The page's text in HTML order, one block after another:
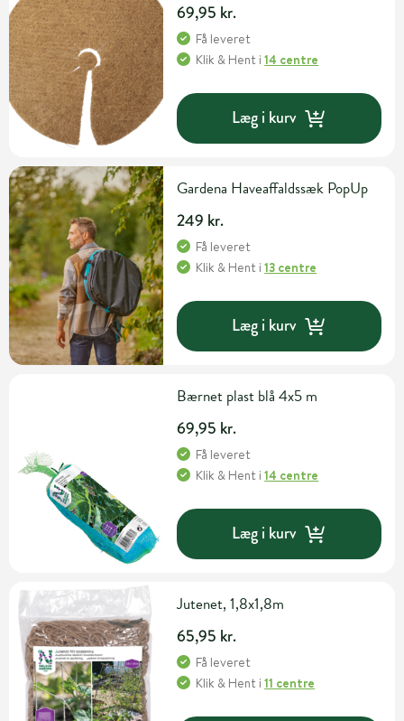
69,95 kr.
Få leveret
Klik & Hent i14 centre
Læg i kurv
Gardena Haveaffaldssæk PopUp
249 kr.
Få leveret
Klik & Hent i13 centre
Læg i kurv
Bærnet plast blå 4x5 m
69,95 kr.
Få leveret
Klik & Hent i14 centre
Læg i kurv
Jutenet, 1,8x1,8m
65,95 kr.
Få leveret
Klik & Hent i11 centre